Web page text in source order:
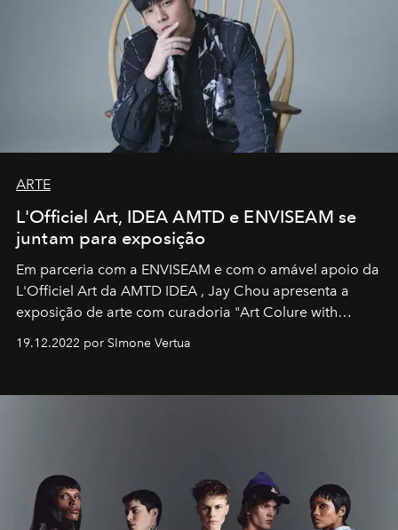
ARTE
L'Officiel Art, IDEA AMTD e ENVISEAM se
juntam para exposição
Em parceria com a ENVISEAM e com o amável apoio da
L'Officiel Art da AMTD IDEA , Jay Chou apresenta a
exposição de arte com curadoria "Art Colure with
19.12.2022 por SImone Vertua